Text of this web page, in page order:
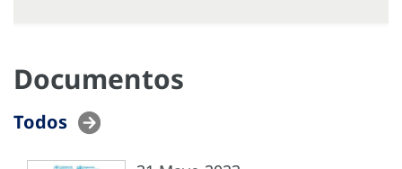
Documentos
Todos